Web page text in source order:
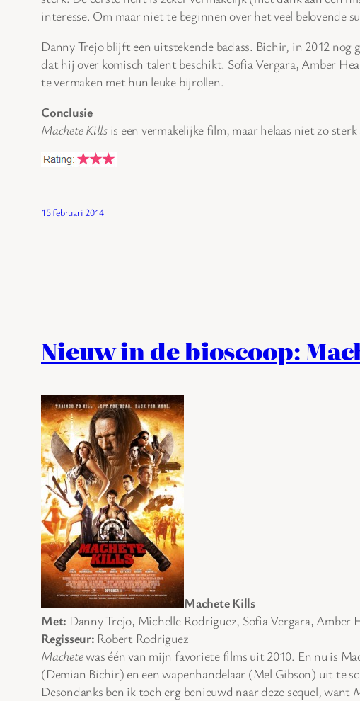
interesse. Om maar niet te beginnen over het veel belovende
Danny Trejo blijft een uitstekende badass. Bichir, in 2012
dat hij over komisch talent beschikt. Sofia Vergara, Amber
te vermaken met hun leuke bijrollen.
Conclusie
Machete Killsis een vermakelijke film, maar helaas niet zo
15 februari 2014
Nieuw in de bioscoop:
Machete Kills
Met: Danny Trejo, Michelle Rodriguez, Sofia Vergara, Amber
Regisseur: Robert Rodriguez
Machetewas één van mijn favoriete films uit 2010. En nu is
(Demian Bichir) en een wapenhandelaar (Mel Gibson) uit te
Desondanks ben ik toch erg benieuwd naar deze sequel, want